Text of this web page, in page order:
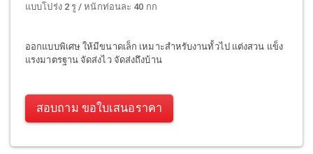
แบบโปร่ง 2 รู / หนักท่อนละ 40 กก
ออกแบบพิเศษ ให้มีขนาดเล็ก เหมาะสำหรับงานทั้วไป แต่งสวน แข็ง
แรงมาตรฐาน จัดส่งไว จัดส่งถึงบ้าน
สอบถาม ขอใบเสนอราคา